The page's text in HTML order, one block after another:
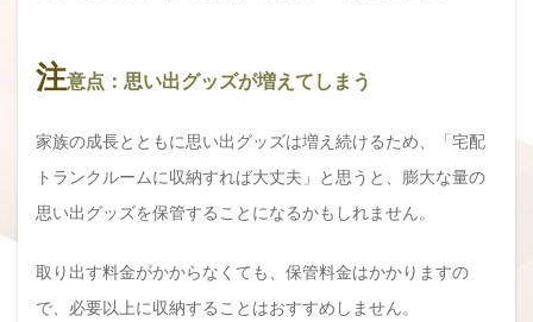
注意点：思い出グッズが増えてしまう
家族の成長とともに思い出グッズは増え続けるため、「宅配
トランクルームに収納すれば大丈夫」と思うと、膨大な量の
思い出グッズを保管することになるかもしれません。
取り出す料金がかからなくても、保管料金はかかりますの
で、必要以上に収納することはおすすめしません。